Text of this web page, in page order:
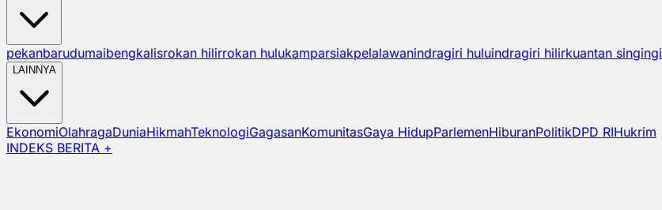
pekanbarudumaibengkalisrokan hilirrokan hulukamparsiakpelalawanindragiri huluindragiri hilirkuantan singingi
LAINNYA
EkonomiOlahragaDuniaHikmahTeknologiGagasanKomunitasGaya HidupParlemenHiburanPolitikDPD RIHukrim
INDEKS BERITA +